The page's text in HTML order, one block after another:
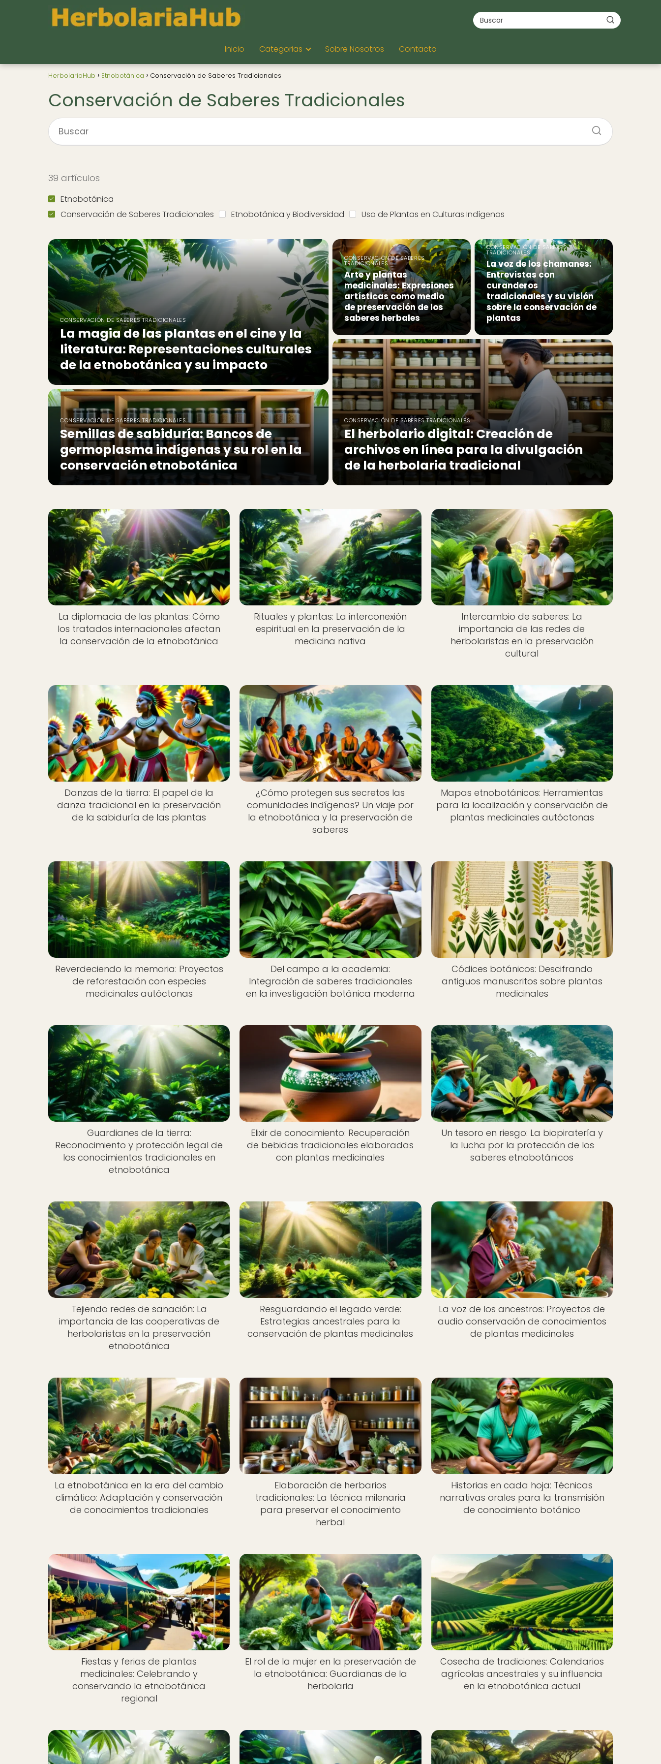
Inicio Categorias Sobre Nosotros Contacto
HerbolariaHub Etnobotánica Conservación de Saberes Tradicionales
Conservación de Saberes Tradicionales
39 artículos
Etnobotánica
Conservación de Saberes Tradicionales
Etnobotánica y Biodiversidad Uso de Plantas en Culturas Indígenas
CONSERVACIÓN DE SABERES TRADICIONALES
La magia de las plantas en el cine y la
literatura: Representaciones culturales
de la etnobotánica y su impacto
CONSERVACIÓN DE SABERES
TRADICIONALES
Arte y plantas
medicinales: Expresiones
artísticas como medio
de preservación de los
saberes herbales
CONSERVACIÓN DE SABERES TRADICIONALES
Semillas de sabiduría: Bancos de
germoplasma indígenas y su rol en la
conservación etnobotánica
CONSERVACIÓN DE SABERES
TRADICIONALES
La voz de los chamanes:
Entrevistas con
curanderos
tradicionales y su visión
sobre la conservación de
plantas
CONSERVACIÓN DE SABERES TRADICIONALES
El herbolario digital: Creación de
archivos en línea para la divulgación
de la herbolaria tradicional
La diplomacia de las plantas: Cómo
los tratados internacionales afectan
la conservación de la etnobotánica
Rituales y plantas: La interconexión
espiritual en la preservación de la
medicina nativa
Intercambio de saberes: La
importancia de las redes de
herbolaristas en la preservación
cultural
Danzas de la tierra: El papel de la
danza tradicional en la preservación
de la sabiduría de las plantas
¿Cómo protegen sus secretos las
comunidades indígenas? Un viaje por
la etnobotánica y la preservación de
saberes
Mapas etnobotánicos: Herramientas
para la localización y conservación de
plantas medicinales autóctonas
Reverdeciendo la memoria: Proyectos
de reforestación con especies
medicinales autóctonas
Del campo a la academia:
Integración de saberes tradicionales
en la investigación botánica moderna
Códices botánicos: Descifrando
antiguos manuscritos sobre plantas
medicinales
Guardianes de la tierra:
Reconocimiento y protección legal de
los conocimientos tradicionales en
etnobotánica
Elixir de conocimiento: Recuperación
de bebidas tradicionales elaboradas
con plantas medicinales
Un tesoro en riesgo: La biopiratería y
la lucha por la protección de los
saberes etnobotánicos
Tejiendo redes de sanación: La
importancia de las cooperativas de
herbolaristas en la preservación
etnobotánica
Resguardando el legado verde:
Estrategias ancestrales para la
conservación de plantas medicinales
La voz de los ancestros: Proyectos de
audio conservación de conocimientos
de plantas medicinales
La etnobotánica en la era del cambio
climático: Adaptación y conservación
de conocimientos tradicionales
Elaboración de herbarios
tradicionales: La técnica milenaria
para preservar el conocimiento
herbal
Historias en cada hoja: Técnicas
narrativas orales para la transmisión
de conocimiento botánico
Fiestas y ferias de plantas
medicinales: Celebrando y
conservando la etnobotánica
regional
El rol de la mujer en la preservación de
la etnobotánica: Guardianas de la
herbolaria
Cosecha de tradiciones: Calendarios
agrícolas ancestrales y su influencia
en la etnobotánica actual